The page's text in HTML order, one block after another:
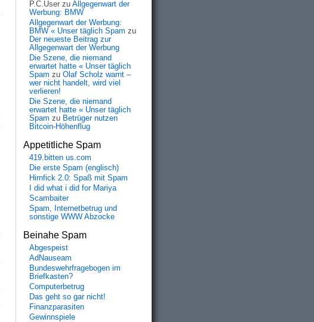
P.C.User zu Allgegenwart der
Werbung: BMW
Allgegenwart der Werbung:
BMW « Unser täglich Spam zu
Der neueste Beitrag zur
Allgegenwart der Werbung
Die Szene, die niemand
erwartet hatte « Unser täglich
Spam zu Olaf Scholz warnt –
wer nicht handelt, wird viel
verlieren!
Die Szene, die niemand
erwartet hatte « Unser täglich
Spam zu Betrüger nutzen
Bitcoin-Höhenflug
Appetitliche Spam
419.bitten us.com
Die erste Spam (englisch)
Hirnfick 2.0: Spaß mit Spam
I did what i did for Mariya
Scambaiter
Spam, Internetbetrug und
sonstige WWW Abzocke
Beinahe Spam
Abgespeist
AdNauseam
Bundeswehrfragebogen im
Briefkasten?
Computerbetrug
Das geht so gar nicht!
Finanzparasiten
Gewinnspiele